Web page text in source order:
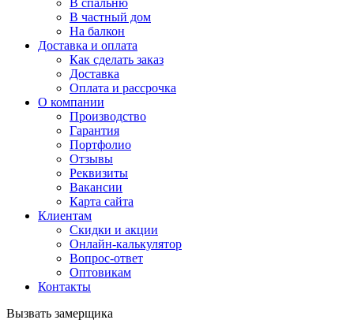
В спальню
В частный дом
На балкон
Доставка и оплата
Как сделать заказ
Доставка
Оплата и рассрочка
О компании
Производство
Гарантия
Портфолио
Отзывы
Реквизиты
Вакансии
Карта сайта
Клиентам
Скидки и акции
Онлайн-калькулятор
Вопрос-ответ
Оптовикам
Контакты
Вызвать замерщика